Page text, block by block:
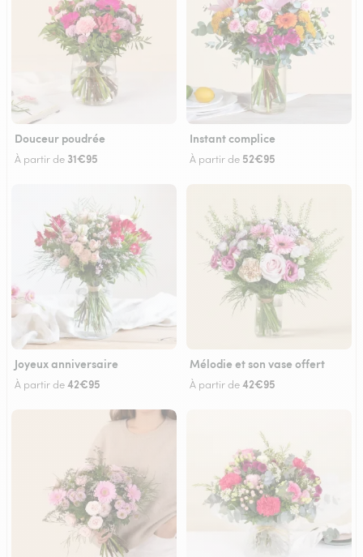
Douceur poudrée
À partir de 31€95
Instant complice
À partir de 52€95
Joyeux anniversaire
À partir de42€95
Mélodie et son vase offert
À partir de42€95